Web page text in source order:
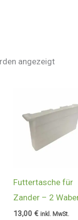
angezeigt
Futtertasche für
Zander – 2
13,00€ inkl. MwSt.